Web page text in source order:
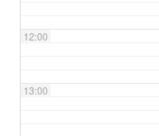
12:00
13:00